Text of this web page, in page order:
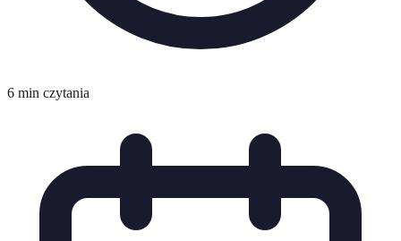
6 min czytania